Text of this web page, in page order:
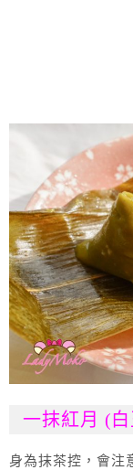
一抹紅月 (
身為抹茶控，會注